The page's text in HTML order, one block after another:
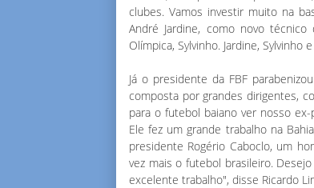
clubes. Vamos investir muito na
André Jardine, como novo
Olímpica, Sylvinho. Jardine, Sylvinho
Já o presidente da FBF
composta por grandes dirigentes,
para o futebol baiano ver nosso
Ele fez um grande trabalho na
presidente Rogério Caboclo, um
vez mais o futebol brasileiro.
excelente trabalho", disse Ricardo